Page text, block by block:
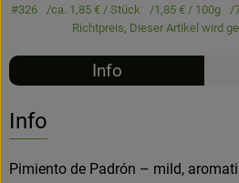
So geht’s
Service
#326 ca. 1,85 € / Stück 1,85 € / 100g
Richtpreis, Dieser Artikel wird
Info
Info
Pimiento de Padrón – mild,